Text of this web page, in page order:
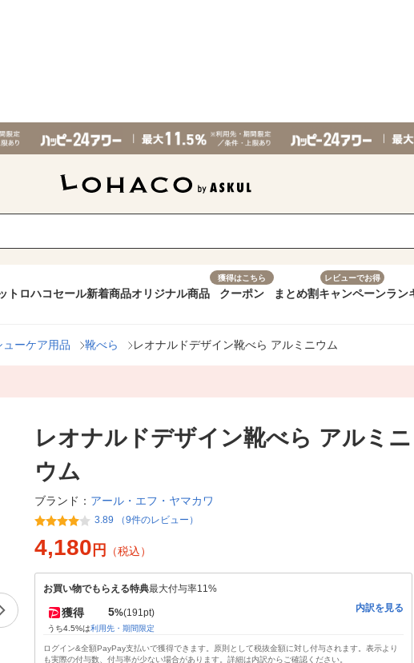
ト ロハコセール新着商品オリジナル商品
獲得はこちら
クーポン まとめ割
レビューでお得
キャンペーンラン
ューケア用品 靴べら レオナルドデザイン靴べら アルミニウム
レオナルドデザイン靴べら アルミニ
ウム
ブランド： アール・エフ・ヤマカワ
3.89 （9件のレビュー）
4,180 円 （税込）
お買い物でもらえる特典最大付与率11%
獲得 5%(191pt)
うち4.5%は利用先・期間限定
内訳を見る
ログイン&全額PayPay支払いで獲得できます。原則として税抜金額に対し付与されます。表示より
も実際の付与数、付与率が少ない場合があります。詳細は内訳からご確認ください。